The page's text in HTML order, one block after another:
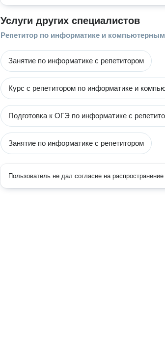
Услуги других специалистов
Репетитор по информатике и
Занятие по информатике с репетитором
Курс с репетитором по информатике и
Подготовка к ОГЭ по информатике с
Занятие по информатике с репетитором
Пользователь не дал согласие на